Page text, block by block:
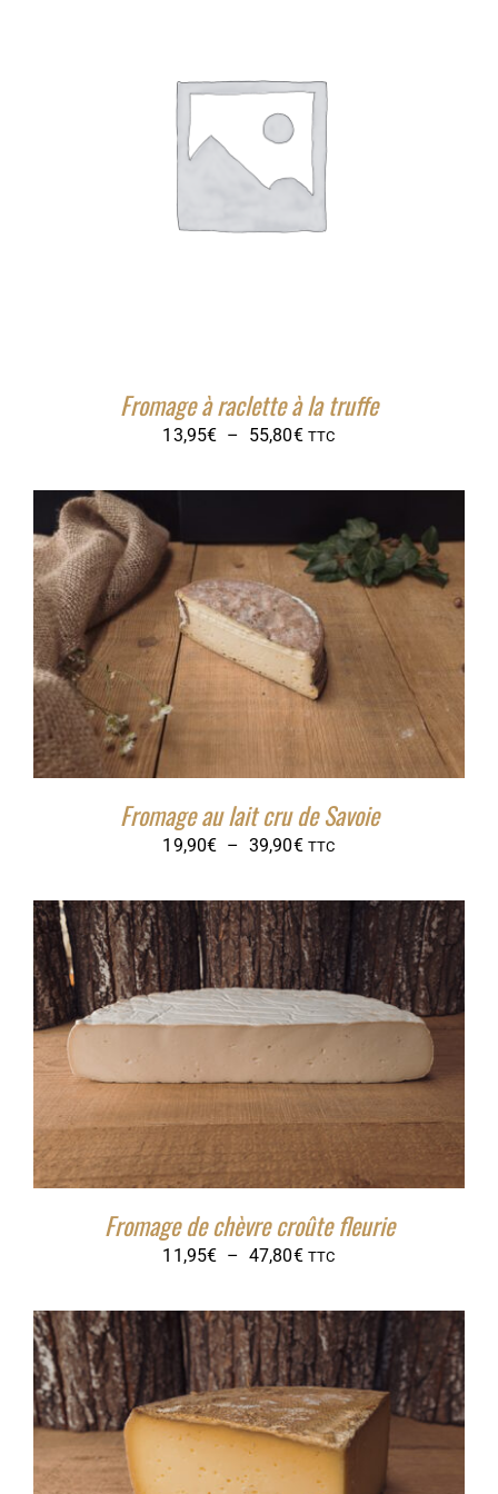
Fromage à raclette à la truffe
13,95€ – 55,80€Plage
prix :
13,95€
à
55,80€
TTC
Fromage au lait cru de Savoie
19,90€ – 39,90€Plage
prix :
19,90€
à
39,90€
TTC
Fromage de chèvre croûte fleurie
11,95€ – 47,80€Plage
prix :
11,95€
à
47,80€
TTC